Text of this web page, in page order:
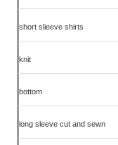
short slieeve shirts
knit
bottom
long sleeve cut and sewn